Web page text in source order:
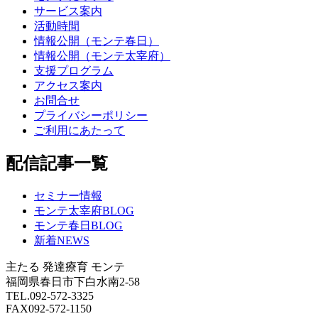
サービス案内
活動時間
情報公開（モンテ春日）
情報公開（モンテ太宰府）
支援プログラム
アクセス案内
お問合せ
プライバシーポリシー
ご利用にあたって
配信記事一覧
セミナー情報
モンテ太宰府BLOG
モンテ春日BLOG
新着NEWS
主たる 発達療育 モンテ
福岡県春日市下白水南2-58
TEL.092-572-3325
FAX092-572-1150